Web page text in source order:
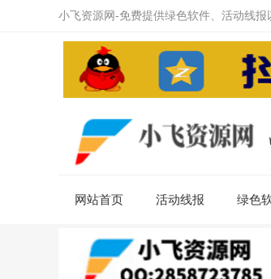
小飞资源网-免费提供绿色软件、活动线
网站首页 活动线报 绿色